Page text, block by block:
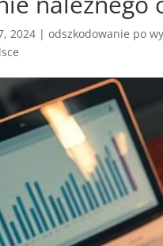
2024 |odszkodowanie po